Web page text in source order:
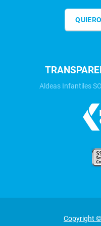
Aldeas Infantiles
Copyright